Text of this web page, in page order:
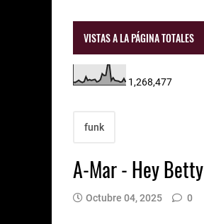
VISTAS A LA PÁGINA TOTALES
1,268,477
funk
A-Mar - Hey Betty
Octubre 04, 2025 0